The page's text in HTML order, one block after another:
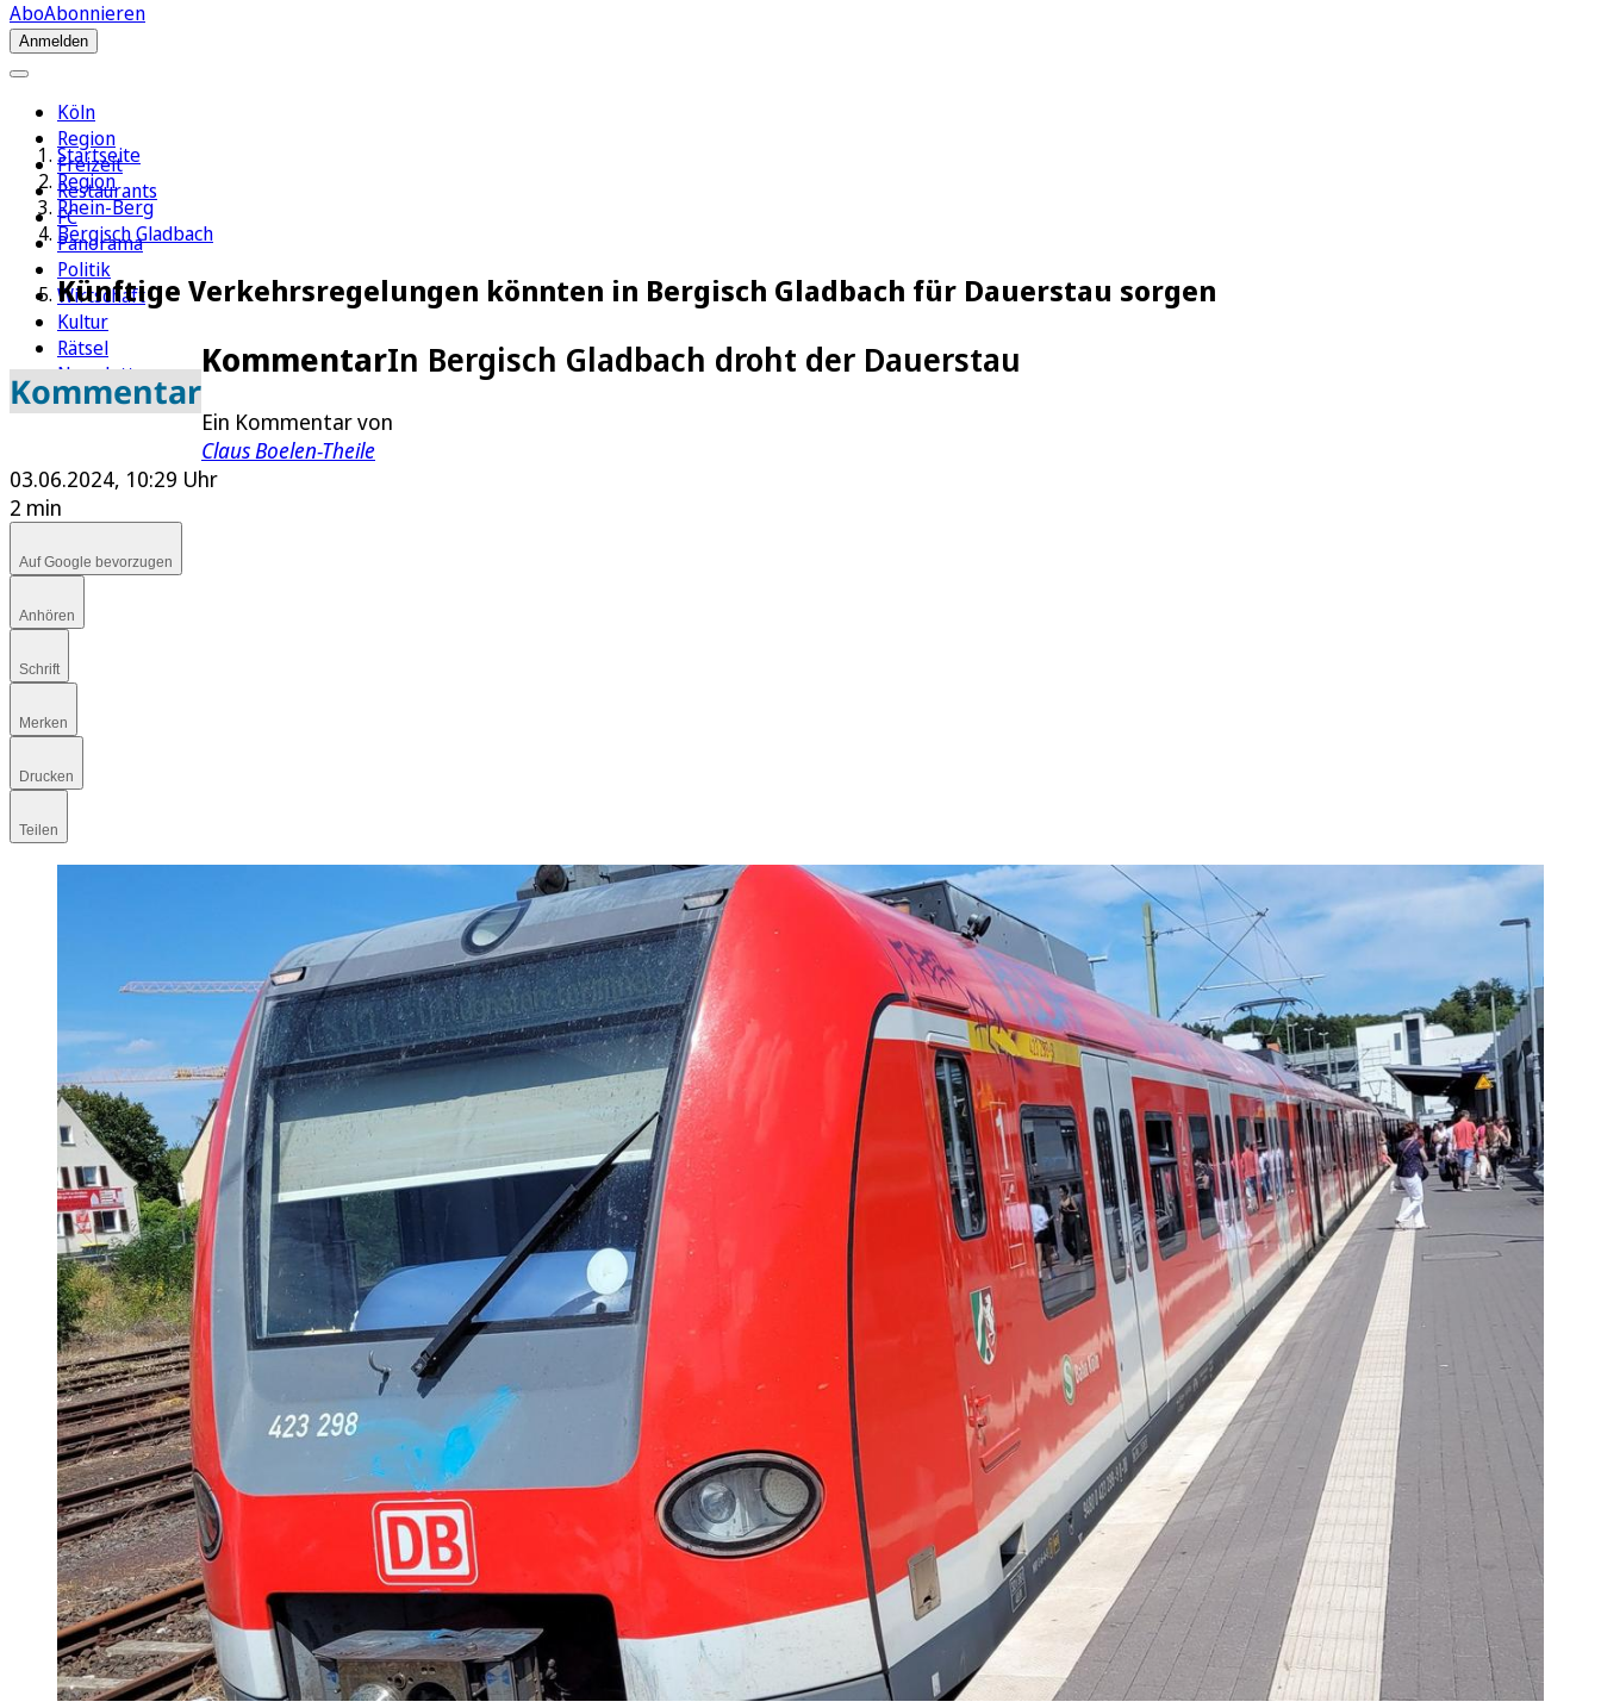
AboAbonnieren
Anmelden
Köln
Region
Freizeit
Restaurants
FC
Panorama
Politik
Wirtschaft
Kultur
Rätsel
Newsletter
E-Paper
Startseite
Region
Rhein-Berg
Bergisch Gladbach
Künftige Verkehrsregelungen könnten in Bergisch Gladbach für Dauerstau sorgen
Kommentar
KommentarIn Bergisch Gladbach droht der Dauerstau
Ein Kommentar von
Claus Boelen-Theile
03.06.2024, 10:29 Uhr
2 min
Auf Google bevorzugen
Anhören
Schrift
Merken
Drucken
Teilen